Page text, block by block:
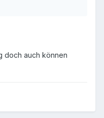
doch auch können